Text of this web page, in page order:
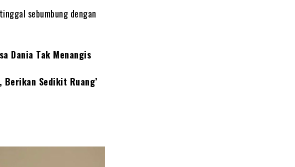
sebumbung dengan
Dania Tak Menangis
Sedikit Ruang’